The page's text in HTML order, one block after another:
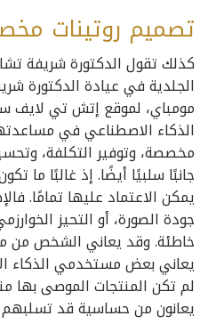
تصميم روتينات
كذلك تقول الدكتورة شريفة
الجلدية في عيادة الدكتورة
مومباي، لموقع إتش تي لايف
الذكاء الاصطناعي في
مخصصة، وتوفير التكلفة،
جانبًا سلبيًا أيضًا. إذ غالبًا ما
يمكن الاعتماد عليها تمامًا.
جودة الصورة، أو التحيز
خاطئة. وقد يعاني الشخص من
يعاني بعض مستخدمي الذكاء
لم تكن المنتجات الموصى بها
يعانون من حساسية قد تسلبهم